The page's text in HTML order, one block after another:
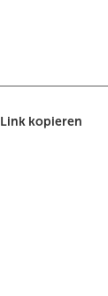
Link kopieren